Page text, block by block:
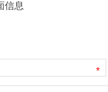
信息
*